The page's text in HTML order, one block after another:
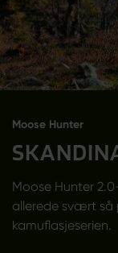
Moose Hunter
Moose Hunter
allerede svært
kamuflasjeserien.